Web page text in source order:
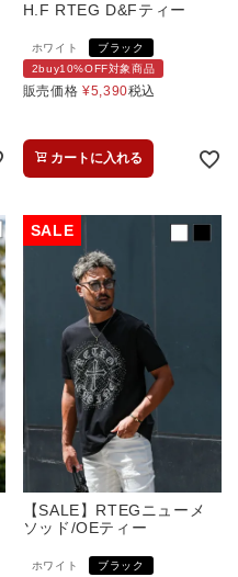
H.F RTEG D&Fティー
ホワイト
ブラック
2buy10%OFF対象商品
販売価格 ¥5,390税込
カートに入れる
【SALE】RTEGニューメ
ソッド/OEティー
ホワイト ブラック